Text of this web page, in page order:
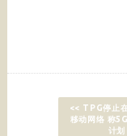
<< TPG停止
移动网络 称
计划